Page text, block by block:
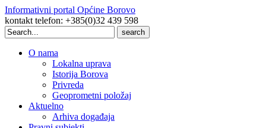
Informativni portal Općine Borovo
kontakt telefon: +385(0)32 439 598
Search
for:
O nama
Lokalna uprava
Istorija Borova
Privreda
Geoprometni položaj
Aktuelno
Arhiva događaja